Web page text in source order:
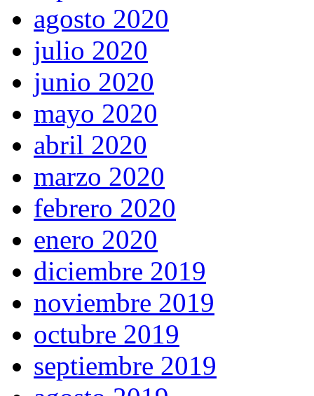
agosto 2020
julio 2020
junio 2020
mayo 2020
abril 2020
marzo 2020
febrero 2020
enero 2020
diciembre 2019
noviembre 2019
octubre 2019
septiembre 2019